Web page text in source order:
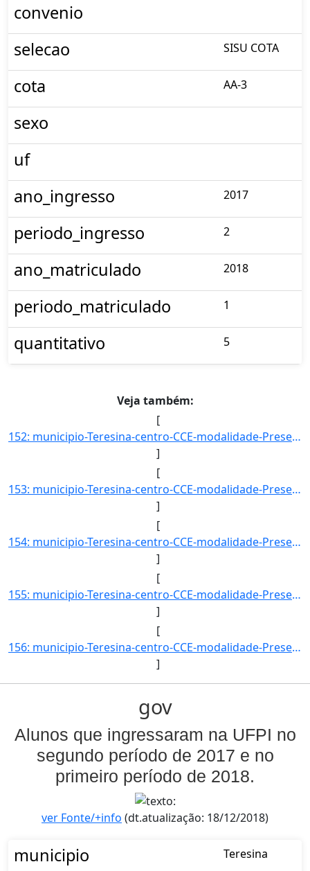
convenio
selecao
SISU COTA
cota AA-3
sexo
uf
ano_ingresso
2017
periodo_ingresso 2
ano_matriculado 2018
periodo_matriculado 1
quantitativo 5
Veja também:
[
152: municipio-Teresina-centro-CCE-modalidade-Presencial-convenio--selecao-SISU_COTA-cota-AA-4-sexo-M-uf-]
]
[
153: municipio-Teresina-centro-CCE-modalidade-Presencial-convenio--selecao-SISU_COTA-cota-AA-4-sexo--uf--]
]
[
154: municipio-Teresina-centro-CCE-modalidade-Presencial-convenio--selecao-SISU_COTA-cota-AA-6-sexo-F-uf-]
]
[
155: municipio-Teresina-centro-CCE-modalidade-Presencial-convenio--selecao-SISU_COTA-cota-AA-6-sexo-M-uf-]
]
[
156: municipio-Teresina-centro-CCE-modalidade-Presencial-convenio--selecao-SISU_COTA-cota-AA-7-sexo--uf--]
]
gov
Alunos que ingressaram na UFPI no
segundo período de 2017 e no
primeiro período de 2018.
ver Fonte/+info (dt.atualização: 18/12/2018)
municipio Teresina